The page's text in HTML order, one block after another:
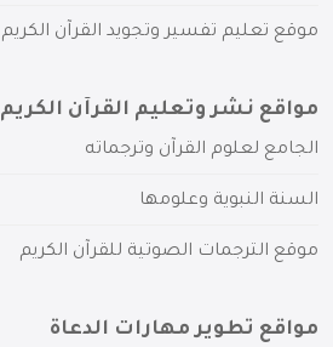
موقع تعليم تفسير وتجويد القرآن الكريم
مواقع نشر وتعليم القرآن الكريم
الجامع لعلوم القرآن وترجماته
السنة النبوية وعلومها
موقع الترجمات الصوتية للقرآن الكريم
مواقع تطوير مهارات الدعاة